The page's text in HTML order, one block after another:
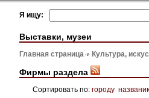
Я ищу:
Выставки, музеи
Главная страница Культура,
Фирмы раздела
Сортировать по: городу